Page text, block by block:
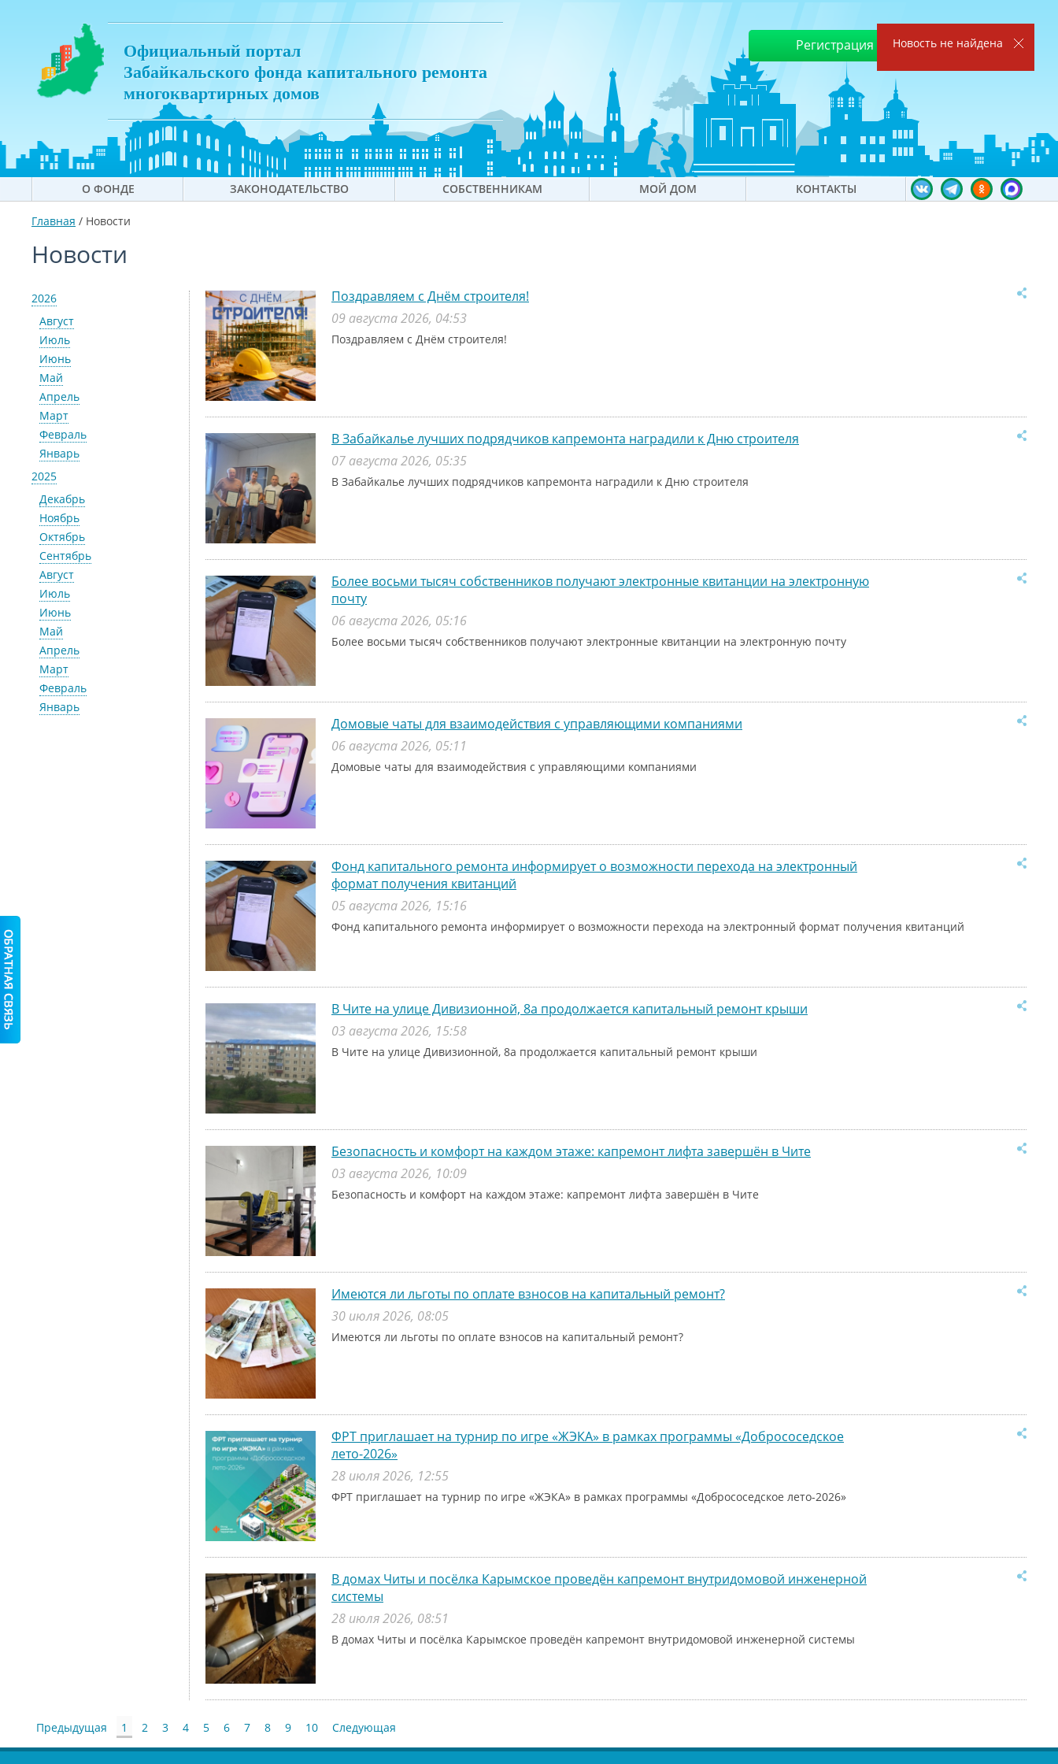
Официальный портал
Забайкальского фонда капитального ремонта
многоквартирных домов
Регистрация Войти
О ФОНДЕ ЗАКОНОДАТЕЛЬСТВО СОБСТВЕННИКАМ МОЙ ДОМ КОНТАКТЫ
Новость не найдена
Главная / Новости
Новости
2026
Август
Июль
Июнь
Май
Апрель
Март
Февраль
Январь
2025
Декабрь
Ноябрь
Октябрь
Сентябрь
Август
Июль
Июнь
Май
Апрель
Март
Февраль
Январь
Поздравляем с Днём строителя!
09 августа 2026, 04:53
Поздравляем с Днём строителя!
В Забайкалье лучших подрядчиков капремонта наградили к Дню строителя
07 августа 2026, 05:35
В Забайкалье лучших подрядчиков капремонта наградили к Дню строителя
Более восьми тысяч собственников получают электронные квитанции на электронную
почту
06 августа 2026, 05:16
Более восьми тысяч собственников получают электронные квитанции на электронную почту
Домовые чаты для взаимодействия с управляющими компаниями
06 августа 2026, 05:11
Домовые чаты для взаимодействия с управляющими компаниями
Фонд капитального ремонта информирует о возможности перехода на электронный
формат получения квитанций
05 августа 2026, 15:16
Фонд капитального ремонта информирует о возможности перехода на электронный формат получения квитанций
В Чите на улице Дивизионной, 8а продолжается капитальный ремонт крыши
03 августа 2026, 15:58
В Чите на улице Дивизионной, 8а продолжается капитальный ремонт крыши
Безопасность и комфорт на каждом этаже: капремонт лифта завершён в Чите
03 августа 2026, 10:09
Безопасность и комфорт на каждом этаже: капремонт лифта завершён в Чите
Имеются ли льготы по оплате взносов на капитальный ремонт?
30 июля 2026, 08:05
Имеются ли льготы по оплате взносов на капитальный ремонт?
ФРТ приглашает на турнир по игре «ЖЭКА» в рамках программы «Добрососедское
лето-2026»
28 июля 2026, 12:55
ФРТ приглашает на турнир по игре «ЖЭКА» в рамках программы «Добрососедское лето-2026»
В домах Читы и посёлка Карымское проведён капремонт внутридомовой инженерной
системы
28 июля 2026, 08:51
В домах Читы и посёлка Карымское проведён капремонт внутридомовой инженерной системы
Предыдущая 1 2 3 4 5 6 7 8 9 10 Следующая